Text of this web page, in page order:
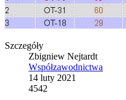
Szczegóły
Zbigniew Nejtardt
Współzawodnictwa
14 luty 2021
4542